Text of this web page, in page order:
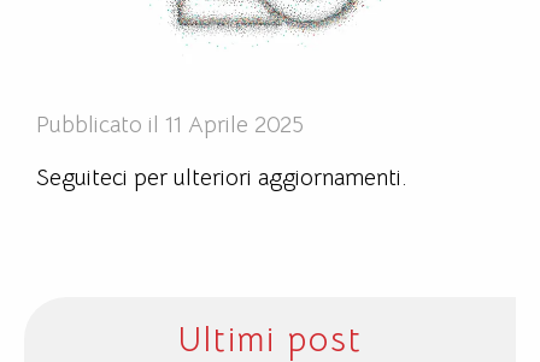
Pubblicato il 11 Aprile 2025
Seguiteci per ulteriori aggiornamenti.
Ultimi post